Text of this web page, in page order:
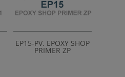
EP15-PV. EPOXY SHOP
PRIMER ZP